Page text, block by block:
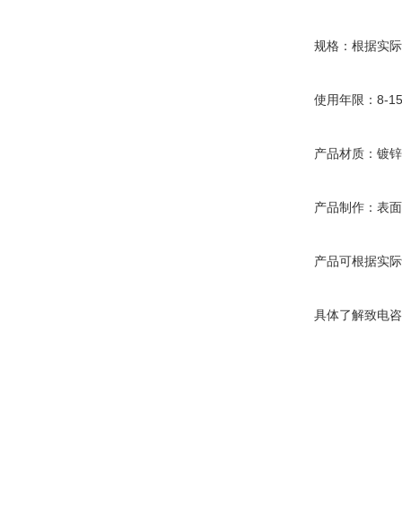
规格：根据实
使用年限：8-
产品材质：镀
产品制作：表
产品可根据实
具体了解致电